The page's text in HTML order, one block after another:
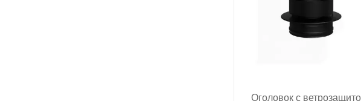
Оголовок с